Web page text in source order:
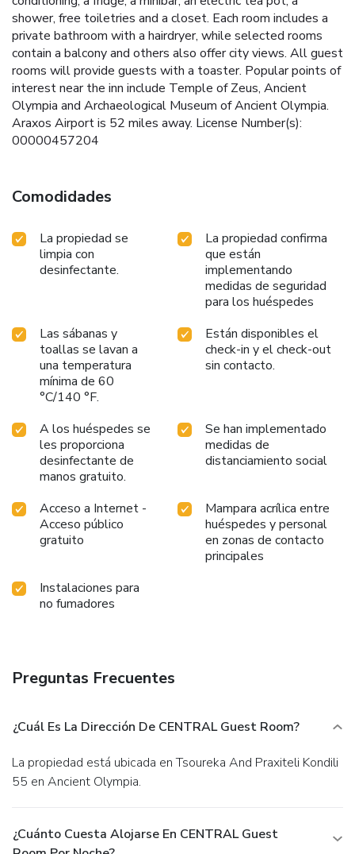
shower, free toiletries and a closet. Each room includes a
private bathroom with a hairdryer, while selected rooms
contain a balcony and others also offer city views. All guest
rooms will provide guests with a toaster. Popular points of
interest near the inn include Temple of Zeus, Ancient
Olympia and Archaeological Museum of Ancient Olympia.
Araxos Airport is 52 miles away. License Number(s):
00000457204
Comodidades
La propiedad se
limpia con
desinfectante.
La propiedad confirma
que están
implementando
medidas de seguridad
para los huéspedes
Las sábanas y
toallas se lavan a
una temperatura
mínima de 60
°C/140 °F.
Están disponibles el
check-in y el check-out
sin contacto.
A los huéspedes se
les proporciona
desinfectante de
manos gratuito.
Se han implementado
medidas de
distanciamiento social
Acceso a Internet -
Acceso público
gratuito
Mampara acrílica entre
huéspedes y personal
en zonas de contacto
principales
Instalaciones para
no fumadores
Preguntas Frecuentes
¿Cuál Es La Dirección De CENTRAL Guest Room?
La propiedad está ubicada en Tsoureka And Praxiteli Kondili
55 en Ancient Olympia.
¿Cuánto Cuesta Alojarse En CENTRAL Guest